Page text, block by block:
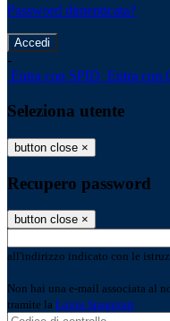
Password dimenticata?
-
Entra con SPID Entra con
Seleziona utente
button close ×
Recupero password
button close ×
all'indirizzo indicato con le
Non hai una e-mail associata al
tramite la Login Spaggiari